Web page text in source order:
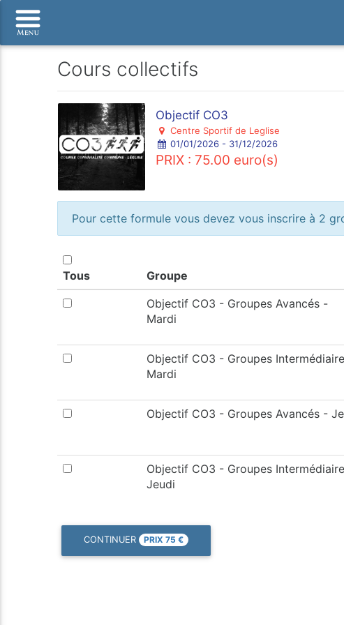
Cours collectifs
Objectif CO3
Centre Sportif de Leglise
01/01/2026 - 31/12/2026
PRIX : 75.00 euro(s)
Pour cette formule vous devez vous inscrire à 2
Tous Groupe
Objectif CO3 - Groupes Avancés -
Mardi
Objectif CO3 - Groupes
Mardi
Objectif CO3 - Groupes Avancés -
Objectif CO3 - Groupes
Jeudi
CONTINUER PRIX75€